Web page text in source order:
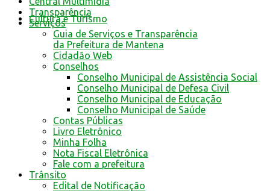
Cultura e Turismo
Transparência
Serviços
Guia de Serviços e Transparência
da Prefeitura de Mantena
Cidadão Web
Conselhos
Conselho Municipal de Assistência Social
Conselho Municipal de Defesa Civil
Conselho Municipal de Educação
Conselho Municipal de Saúde
Contas Públicas
Livro Eletrônico
Minha Folha
Nota Fiscal Eletrônica
Fale com a prefeitura
Trânsito
Edital de Notificação